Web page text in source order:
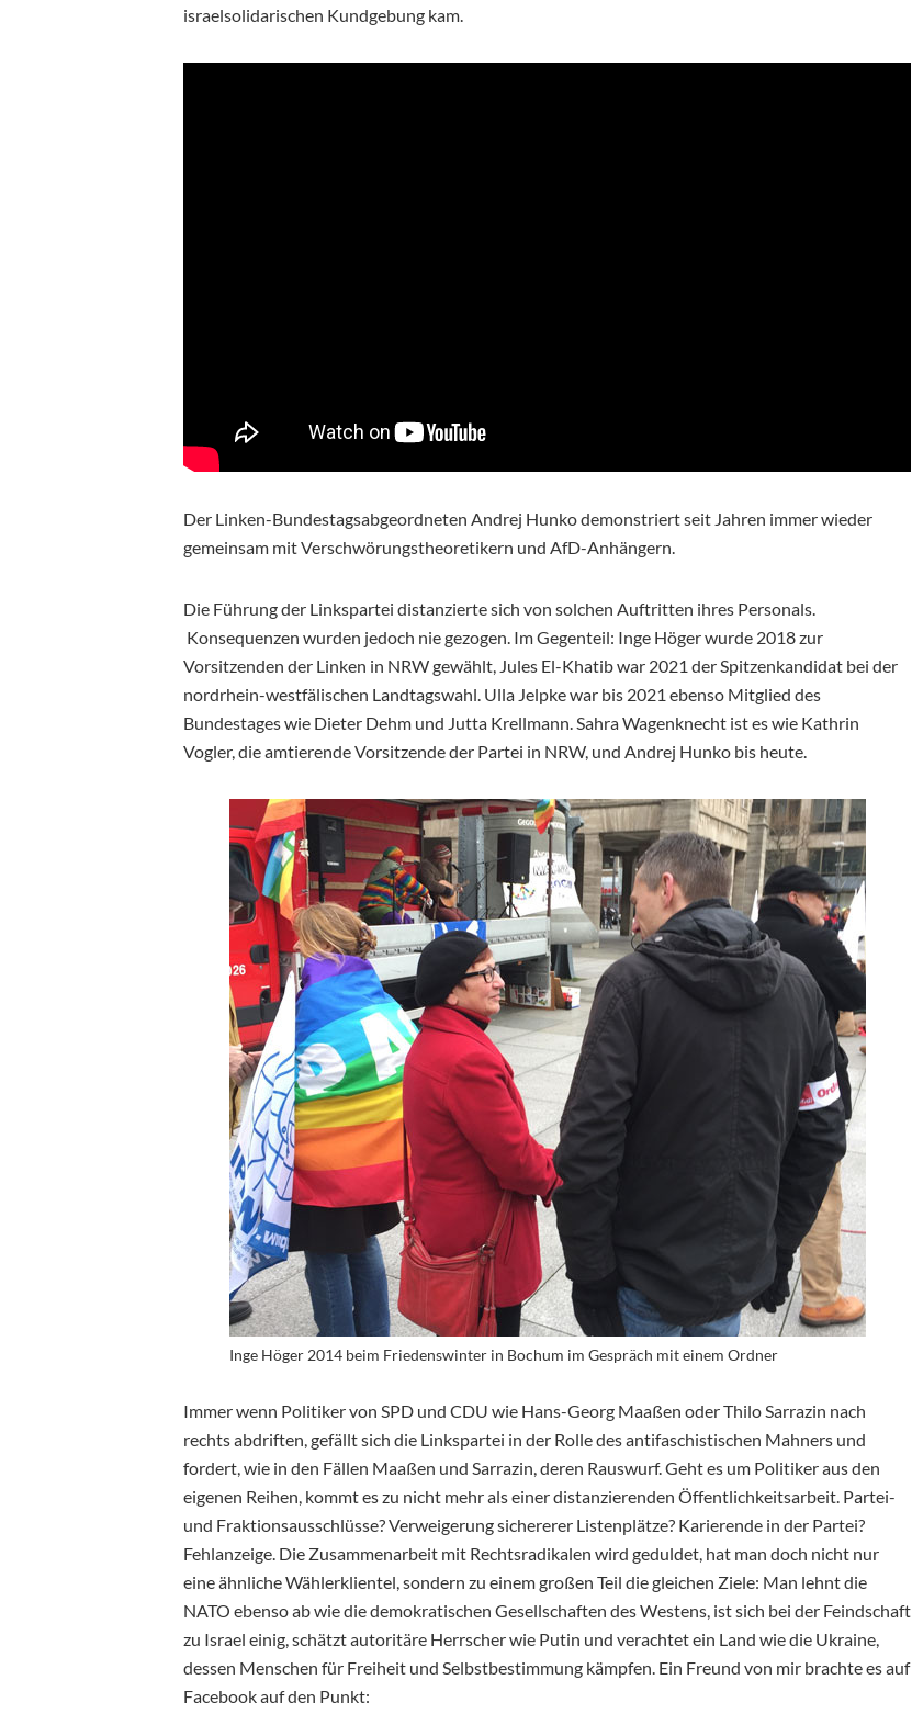
israelsolidarischen Kundgebung kam.
Der Linken-Bundestagsabgeordneten Andrej Hunko demonstriert seit Jahren immer wieder
gemeinsam mit Verschwörungstheoretikern und AfD-Anhängern.
Die Führung der Linkspartei distanzierte sich von solchen Auftritten ihres Personals.
Konsequenzen wurden jedoch nie gezogen. Im Gegenteil: Inge Höger wurde 2018 zur
Vorsitzenden der Linken in NRW gewählt, Jules El-Khatib war 2021 der Spitzenkandidat bei der
nordrhein-westfälischen Landtagswahl. Ulla Jelpke war bis 2021 ebenso Mitglied des
Bundestages wie Dieter Dehm und Jutta Krellmann. Sahra Wagenknecht ist es wie Kathrin
Vogler, die amtierende Vorsitzende der Partei in NRW, und Andrej Hunko bis heute.
Inge Höger 2014 beim Friedenswinter in Bochum im Gespräch mit einem Ordner
Immer wenn Politiker von SPD und CDU wie Hans-Georg Maaßen oder Thilo Sarrazin nach
rechts abdriften, gefällt sich die Linkspartei in der Rolle des antifaschistischen Mahners und
fordert, wie in den Fällen Maaßen und Sarrazin, deren Rauswurf. Geht es um Politiker aus den
eigenen Reihen, kommt es zu nicht mehr als einer distanzierenden Öffentlichkeitsarbeit. Partei-
und Fraktionsausschlüsse? Verweigerung sichererer Listenplätze? Karierende in der Partei?
Fehlanzeige. Die Zusammenarbeit mit Rechtsradikalen wird geduldet, hat man doch nicht nur
eine ähnliche Wählerklientel, sondern zu einem großen Teil die gleichen Ziele: Man lehnt die
NATO ebenso ab wie die demokratischen Gesellschaften des Westens, ist sich bei der Feindschaft
zu Israel einig, schätzt autoritäre Herrscher wie Putin und verachtet ein Land wie die Ukraine,
dessen Menschen für Freiheit und Selbstbestimmung kämpfen. Ein Freund von mir brachte es auf
Facebook auf den Punkt: